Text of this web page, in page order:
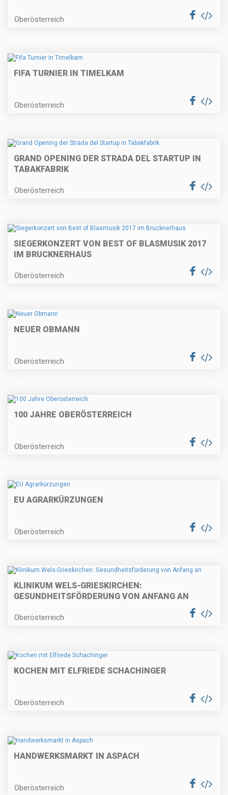
Oberösterreich
FIFA TURNIER IN TIMELKAM
Oberösterreich
GRAND OPENING DER STRADA DEL STARTUP IN
TABAKFABRIK
Oberösterreich
SIEGERKONZERT VON BEST OF BLASMUSIK 2017
IM BRUCKNERHAUS
Oberösterreich
NEUER OBMANN
Oberösterreich
100 JAHRE OBERÖSTERREICH
Oberösterreich
EU AGRARKÜRZUNGEN
Oberösterreich
KLINIKUM WELS-GRIESKIRCHEN:
GESUNDHEITSFÖRDERUNG VON ANFANG AN
Oberösterreich
KOCHEN MIT ELFRIEDE SCHACHINGER
Oberösterreich
HANDWERKSMARKT IN ASPACH
Oberösterreich